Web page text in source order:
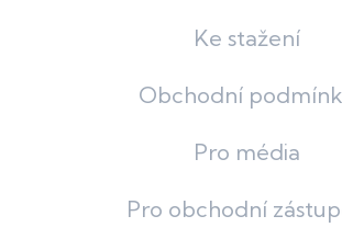
Ke stažení
Obchodní
Pro média
Pro obchodní